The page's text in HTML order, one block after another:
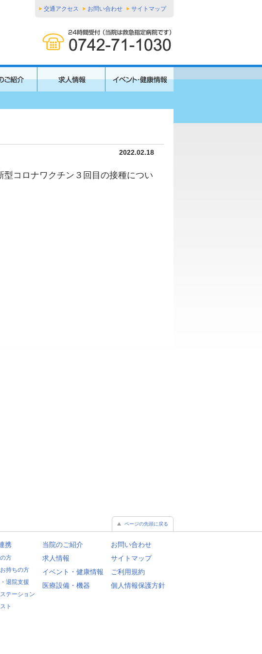
交通アクセス お問い合わせ サイトマップ
2022.02.18
コロナワクチン３回目の接種につい
ページの先頭に戻る
携
方
持ちの方
退院支援
テーション
ト
当院のご紹介
求人情報
イベント・健康情報
医療設備・機器
お問い合わせ
サイトマップ
ご利用規約
個人情報保護方針